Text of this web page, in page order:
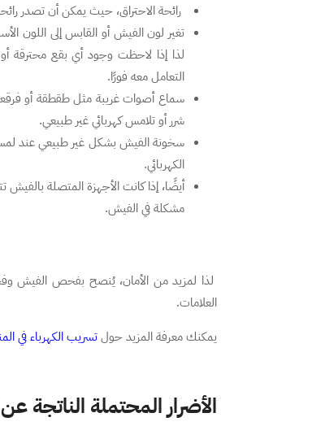
رائحة الاحتراق، حيث يمكن أن تصدر
تغير لون الفيش أو القابس إلى اللون
لذا إذا لاحظت وجود أي بقع محترقة
التعامل معه فورًا.
سماع أصوات غريبة مثل طقطقة أو
شرر أو تلامس كهربائي غير طبيعي.
سخونة الفيش بشكل غير طبيعي عند
الكهربائي.
أيضًا، إذا كانت الأجهزة المتصلة
مشكلة في الفيش.
لذا لمزيد من الأمان، يُنصح بفحص الفيش
العلامات.
يمكنك معرفة المزيد حولتسريب الكهرباء في
الأضرار المحتملة الناتجة